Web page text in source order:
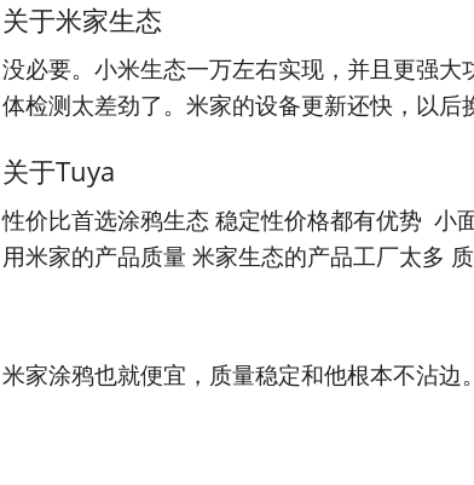
关于米家生态
没必要。小米生态一万左右实现，并且更强
体检测太差劲了。米家的设备更新还快，以后
关于Tuya
性价比首选涂鸦生态 稳定性价格都有优势 小
用米家的产品质量 米家生态的产品工厂太多
米家涂鸦也就便宜，质量稳定和他根本不沾边。